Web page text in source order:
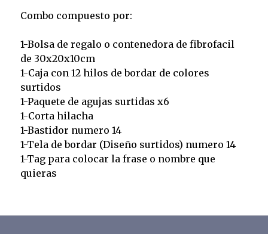
Combo compuesto por:
1-Bolsa de regalo o contenedora de fibrofacil
de 30x20x10cm
1-Caja con 12 hilos de bordar de colores
surtidos
1-Paquete de agujas surtidas x6
1-Corta hilacha
1-Bastidor numero 14
1-Tela de bordar (Diseño surtidos) numero 14
1-Tag para colocar la frase o nombre que
quieras